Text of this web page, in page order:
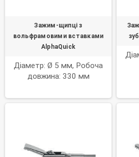
Зажим-щипці з
вольфрамовими вставками
AlphaQuick
Діаметр: Ø 5 мм, Робоча
довжина: 330 мм